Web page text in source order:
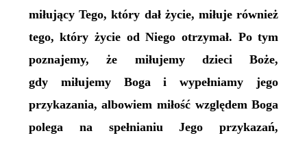
miłujący Tego, który dał życie, miłuje również
tego, który życie od Niego otrzymał. Po tym
poznajemy, że miłujemy dzieci Boże,
gdy miłujemy Boga i wypełniamy jego
przykazania, albowiem miłość względem Boga
polega na spełnianiu Jego przykazań,